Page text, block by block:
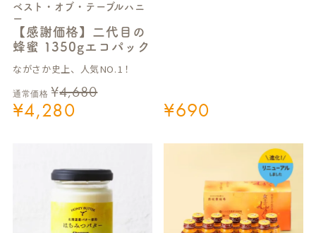
ベスト・オブ・テーブルハニ
ー
【感謝価格】二代目の
蜂蜜 1350gエコパック
ながさか史上、人気NO.1！
通常価格 ¥4,680
¥4,280 ¥690